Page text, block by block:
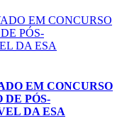
EM CONCURSO
DE PÓS-
DA ESA